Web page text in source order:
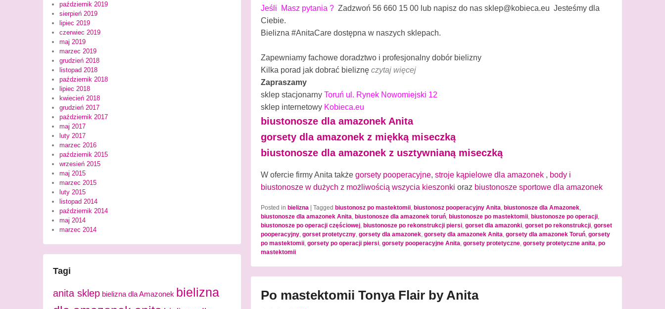
Jeśli Masz pytania ? Zadzwoń 56 660 15 00 lub napisz do nas sklep@kobieca.eu Jesteśmy dla
Ciebie.
Bielizna #AnitaCare dostępna w naszych sklepach.
Zapewniamy fachowe doradztwo i profesjonalny dobór bielizny
Kilka porad jak dobrać bieliznę czytaj więcej
Zapraszamy
sklep stacjonarny Toruń ul. Rynek Nowomiejski 12
sklep internetowy Kobieca.eu
biustonosze dla amazonek Anita
gorsety dla amazonek z miękką miseczką
biustonosze dla amazonek z usztywnianą miseczką
W ofercie firmy Anita także gorsety pooperacyjne, stroje kąpielowe dla amazonek , body i
biustonosze w dużych z możliwością wszycia kieszonki oraz biustonosze sportowe dla amazonek
Posted in bielizna Tagged biustonosz po mastektomii, biustonosz pooperacyjny Anita, biustonosze dla Amazonek,
biustonosze dla amazonek Anita, biustonosze dla amazonek toruń, biustonosze po mastektomii, biustonosze po operacji,
biustonosze po operacji częściowej, biustonosze po rekonstrukcji piersi, gorset dla amazonki, gorset po rekonstrukcji, gorset
pooperacyjny, gorset protetyczny, gorsety dla amazonek, gorsety dla amazonek Anita, gorsety dla amazonek Toruń, gorsety
po mastektomii, gorsety po operacji piersi, gorsety pooperacyjne Anita, gorsety protetyczne, gorsety protetyczne anita, po
mastektomii
Po mastektomii Tonya Flair by Anita
październik 2019
sierpień 2019
lipiec 2019
czerwiec 2019
maj 2019
marzec 2019
grudzień 2018
listopad 2018
październik 2018
lipiec 2018
kwiecień 2018
grudzień 2017
październik 2017
maj 2017
luty 2017
marzec 2016
październik 2015
wrzesień 2015
maj 2015
marzec 2015
luty 2015
listopad 2014
październik 2014
maj 2014
marzec 2014
Tagi
anita sklep bielizna dla Amazonek bielizna